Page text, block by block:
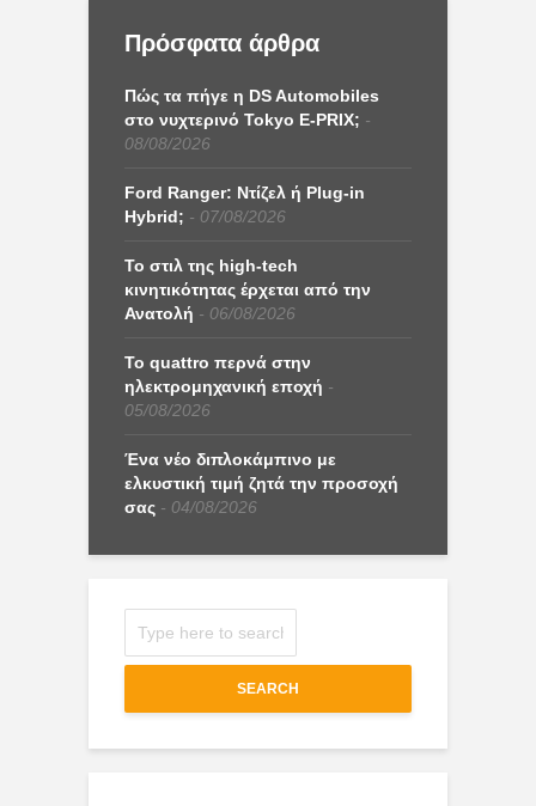
Πρόσφατα άρθρα
Πώς τα πήγε η DS Automobiles
στο νυχτερινό Tokyo E-PRIX;
08/08/2026
Ford Ranger: Ντίζελ ή Plug-in
Hybrid;
07/08/2026
Το στιλ της high-tech
κινητικότητας έρχεται από την
Ανατολή
06/08/2026
Το quattro περνά στην
ηλεκτρομηχανική εποχή
05/08/2026
Ένα νέο διπλοκάμπινο με
ελκυστική τιμή ζητά την προσοχή
σας
04/08/2026
SEARCH